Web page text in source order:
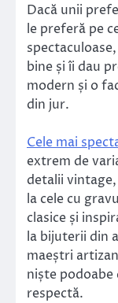
Dacă unii
le preferă pe
bine și îi dau
modern și o
din jur.
Cele mai
extrem de
detalii
la cele cu
clasice și
la bijuterii din
maeștri
niște podoabe
respectă.